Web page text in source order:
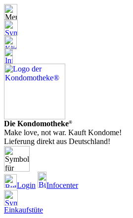
Die Kondomotheke®
Make love, not war. Kauft Kondome!
Lieferung direkt aus Deutschland!
Login Infocenter
Einkaufstüte